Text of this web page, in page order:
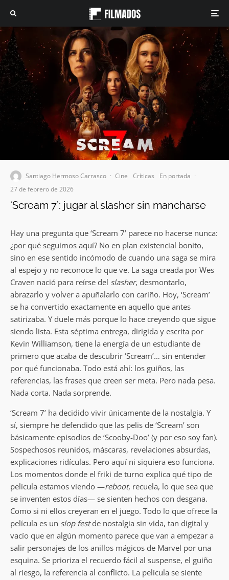
Santiago Hermoso Carrasco · Cine Críticas En portada ·
27 de febrero de 2026
‘Scream 7’: jugar al slasher sin mancharse
Hay una pregunta que ‘Scream 7’ parece no hacerse nunca:
¿por qué seguimos aquí? No en plan existencial bonito,
sino en ese sentido incómodo de cuando una saga se mira
al espejo y no reconoce lo que ve. La saga creada por Wes
Craven nació para reírse del slasher, desmontarlo,
abrazarlo y volver a apuñalarlo con cariño. Hoy, ‘Scream’
se ha convertido exactamente en aquello que antes
satirizaba. Y duele más porque lo hace creyendo que sigue
siendo lista. Esta séptima entrega, dirigida y escrita por
Kevin Williamson, tiene la energía de un estudiante de
primero que acaba de descubrir ‘Scream’… sin entender
por qué funcionaba. Todo está ahí: los guiños, las
referencias, las frases que creen ser meta. Pero nada pesa.
Nada corta. Nada sorprende.
‘Scream 7’ ha decidido vivir únicamente de la nostalgia. Y
sí, siempre he defendido que las pelis de ‘Scream’ son
básicamente episodios de ‘Scooby-Doo’ (y por eso soy fan).
Sospechosos reunidos, máscaras, revelaciones absurdas,
explicaciones ridículas. Pero aquí ni siquiera eso funciona.
Los momentos donde el friki de turno explica qué tipo de
película estamos viendo —reboot, recuela, lo que sea que
se inventen estos días— se sienten hechos con desgana.
Como si ni ellos creyeran en el juego. Todo lo que ofrece la
película es un slop festde nostalgia sin vida, tan digital y
vacío que en algún momento parece que van a empezar a
salir personajes de los anillos mágicos de Marvel por una
esquina. Se prioriza el recuerdo fácil al suspense, el guiño
al riesgo, la referencia al conflicto. La película se siente